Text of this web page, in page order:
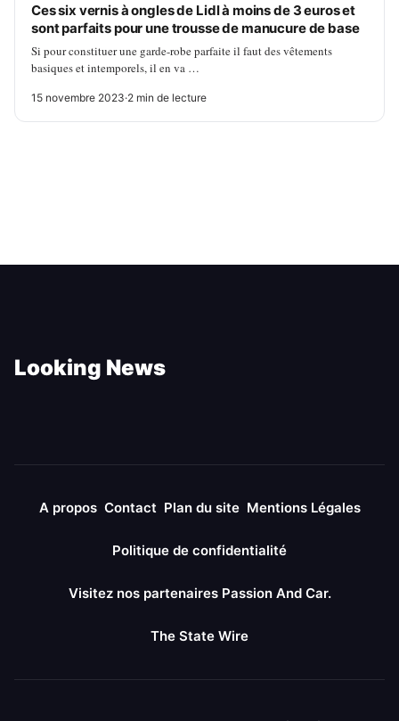
Ces six vernis à ongles de Lidl à moins de 3 euros et
sont parfaits pour une trousse de manucure de base
Si pour constituer une garde-robe parfaite il faut des vêtements
basiques et intemporels, il en va …
15 novembre 2023·2 min de lecture
Looking News
A propos Contact Plan du site Mentions Légales
Politique de confidentialité
Visitez nos partenaires Passion And Car.
The State Wire